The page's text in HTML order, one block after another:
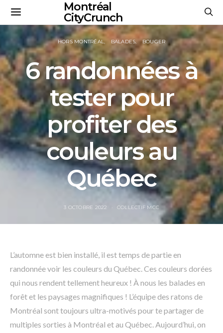
Montréal
CityCrunch
HORS MONTRÉAL BALADES BOUGER
6 randonnées à
tester pour
profiter des
couleurs au
Québec
3 OCTOBRE 2022 COLLECTIF MCC
L’automne est bien installé, il est temps de partie en
randonnée voir les couleurs du Québec. Ces couleurs dorées
qui nous rendent tellement heureux ! À nous les balades en
forêt et les paysages magnifiques ! L’équipe des ratons de
Montréal sont toujours ultra-motivés pour te partager de
multiples sorties à Montréal et au Québec. Aujourd’hui, on